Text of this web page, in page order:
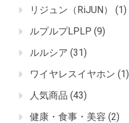
リジュン（RiJUN）
(1)
ルプルプLPLP (9)
ルルシア (31)
ワイヤレスイヤホン (1)
人気商品 (43)
健康・食事・美容 (2)